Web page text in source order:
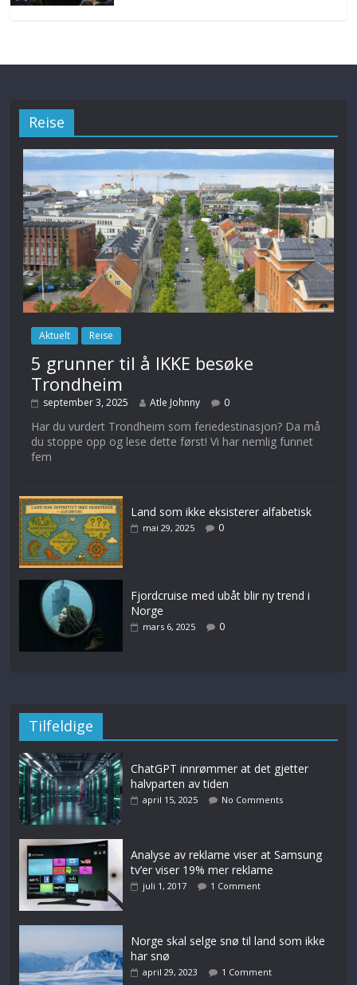
Reise
Aktuelt Reise
5 grunner til å IKKE besøke
Trondheim
september 3, 2025 Atle Johnny 0
Har du vurdert Trondheim som feriedestinasjon? Da må
du stoppe opp og lese dette først! Vi har nemlig funnet
fem
Land som ikke eksisterer alfabetisk
mai 29, 2025 0
Fjordcruise med ubåt blir ny trend i
Norge
mars 6, 2025 0
Tilfeldige
ChatGPT innrømmer at det gjetter
halvparten av tiden
april 15, 2025 No Comments
Analyse av reklame viser at Samsung
tv’er viser 19% mer reklame
juli 1, 2017 1 Comment
Norge skal selge snø til land som ikke
har snø
april 29, 2023 1 Comment